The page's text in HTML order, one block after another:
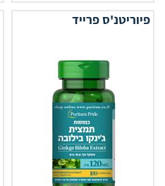
פיוריטנ'ס פרייד